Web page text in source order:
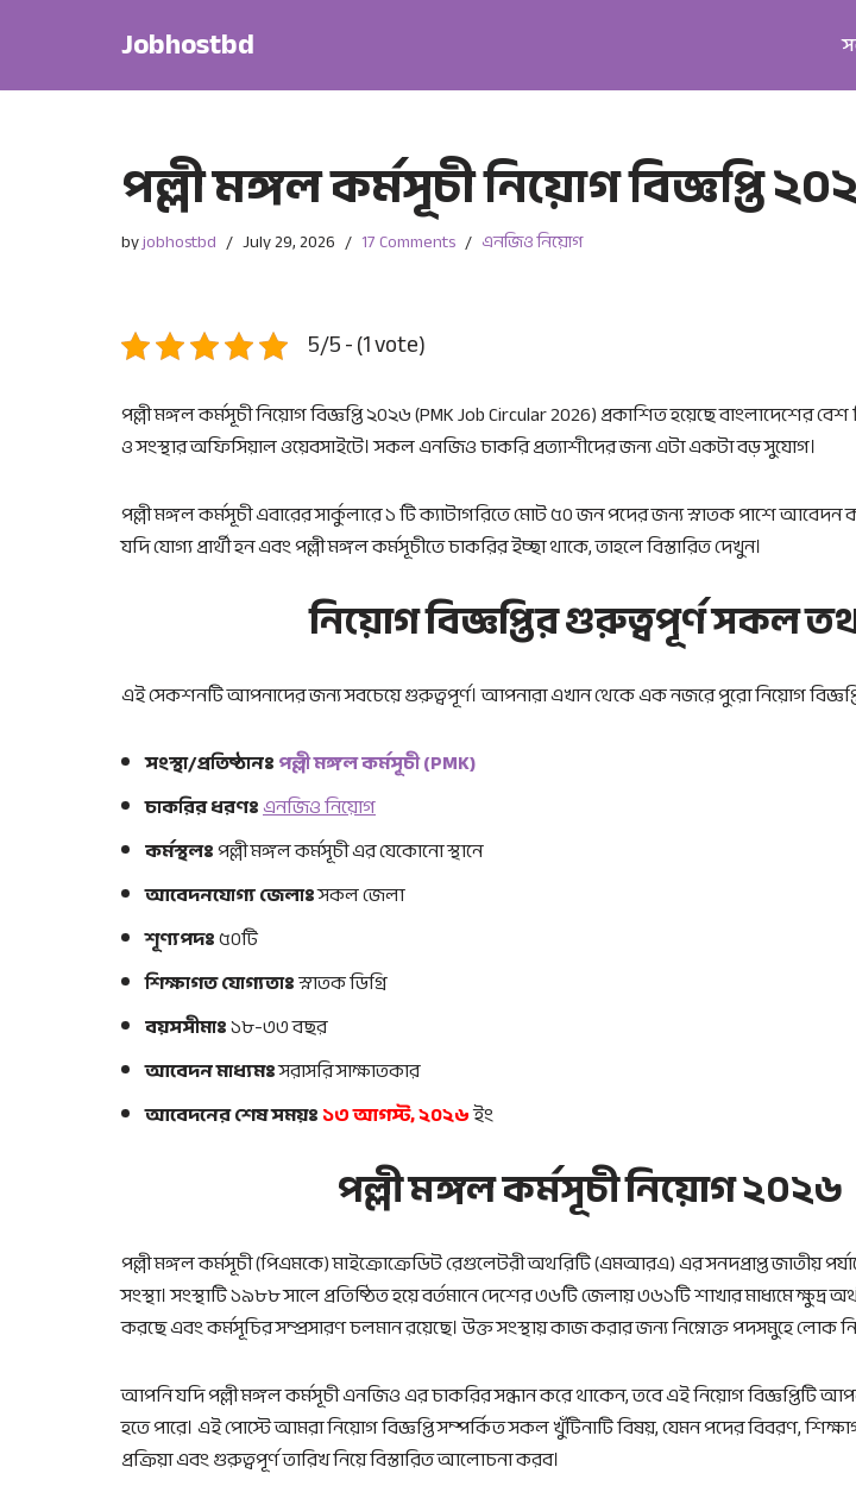
to
Jobhostbd
পল্লী মঙ্গল কর্মসূচী নিয়োগ বিজ্ঞপ্তি
byjobhostbd July 29, 2026 17 Comments এনজিও নিয়োগ
5/5 - (1 vote)
পল্লী মঙ্গল কর্মসূচী নিয়োগ বিজ্ঞপ্তি ২০২৬ (PMK Job Circular 2026) প্রকাশিত হয়েছে বাংলাদেশের
ও সংস্থার অফিসিয়াল ওয়েবসাইটে। সকল এনজিও চাকরি প্রত্যাশীদের জন্য এটা একটা বড় সুযোগ।
পল্লী মঙ্গল কর্মসূচী এবারের সার্কুলারে ১ টি ক্যাটাগরিতে মোট ৫০ জন পদের জন্য স্নাতক পাশে
যদি যোগ্য প্রার্থী হন এবং পল্লী মঙ্গল কর্মসূচীতে চাকরির ইচ্ছা থাকে, তাহলে বিস্তারিত দেখুন।
নিয়োগ বিজ্ঞপ্তির গুরুত্বপূর্ণ সকল
এই সেকশনটি আপনাদের জন্য সবচেয়ে গুরুত্বপূর্ণ। আপনারা এখান থেকে এক নজরে পুরো নিয়োগ
সংস্থা/প্রতিষ্ঠানঃপল্লী মঙ্গল কর্মসূচী (PMK)
চাকরির ধরণঃএনজিও নিয়োগ
কর্মস্থলঃপল্লী মঙ্গল কর্মসূচী এর যেকোনো স্থানে
আবেদনযোগ্য জেলাঃসকল জেলা
শূণ্যপদঃ৫০টি
শিক্ষাগত যোগ্যতাঃস্নাতক ডিগ্রি
বয়সসীমাঃ১৮-৩৩ বছর
আবেদন মাধ্যমঃসরাসরি সাক্ষাতকার
আবেদনের শেষ সময়ঃ১৩ আগস্ট, ২০২৬ইং
পল্লী মঙ্গল কর্মসূচী নিয়োগ ২০২৬
পল্লী মঙ্গল কর্মসূচী (পিএমকে) মাইক্রোক্রেডিট রেগুলেটরী অথরিটি (এমআরএ) এর সনদপ্রাপ্ত জাতীয়
সংস্থা। সংস্থাটি ১৯৮৮ সালে প্রতিষ্ঠিত হয়ে বর্তমানে দেশের ৩৬টি জেলায় ৩৬১টি শাখার মাধ্যমে ক্ষুদ্র
করছে এবং কর্মসূচির সম্প্রসারণ চলমান রয়েছে। উক্ত সংস্থায় কাজ করার জন্য নিম্নোক্ত পদসমুহে লোক
আপনি যদি পল্লী মঙ্গল কর্মসূচী এনজিও এর চাকরির সন্ধান করে থাকেন, তবে এই নিয়োগ বিজ্ঞপ্তিটি
হতে পারে। এই পোস্টে আমরা নিয়োগ বিজ্ঞপ্তি সম্পর্কিত সকল খুঁটিনাটি বিষয়, যেমন পদের বিবরণ,
প্রক্রিয়া এবং গুরুত্বপূর্ণ তারিখ নিয়ে বিস্তারিত আলোচনা করব।